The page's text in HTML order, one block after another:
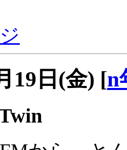
19日(金) [n